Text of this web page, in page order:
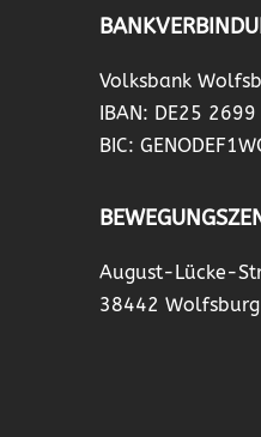
Volksbank
IBAN: DE25
BIC:
August-Lücke-
38442 Wolfsburg